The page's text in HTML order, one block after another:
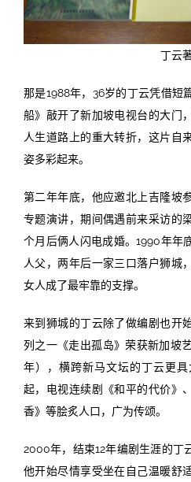
丁云
那是1988年，36岁的丁云凭借短
船》敲开了新加坡电视台的大门
人生道路上的重大转折，这片自
姿多彩起来。
第二年年底，他应邀北上吉隆坡
专题演讲，期间偶遇前来采访的
个月后俩人闪电成婚。1990年年
人父，两年后一家三口落户狮城
女人成了最牢靠的支撑。
来到狮城的丁云除了做编剧也开
列之一《走出孤岛》荣获新加坡
年），横跨新马文坛的丁云更
起，电视连续剧《和平的代价》
香》等脍炙人口，广为传颂。
2000年，结束12年编剧生涯的丁
他开始尽情享受坐在自己温暖舒